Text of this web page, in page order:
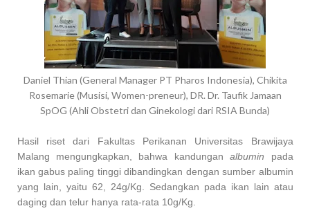
Daniel Thian (General Manager PT Pharos Indonesia), Chikita
Rosemarie (Musisi, Women-preneur), DR. Dr. Taufik Jamaan
SpOG (Ahli Obstetri dan Ginekologi dari RSIA Bunda)
Hasil riset dari Fakultas Perikanan Universitas Brawijaya
Malang mengungkapkan, bahwa kandunganalbumin pada
ikan gabus paling tinggi dibandingkan dengan sumber albumin
yang lain, yaitu 62, 24g/Kg. Sedangkan pada ikan lain atau
daging dan telur hanya rata-rata 10g/Kg.